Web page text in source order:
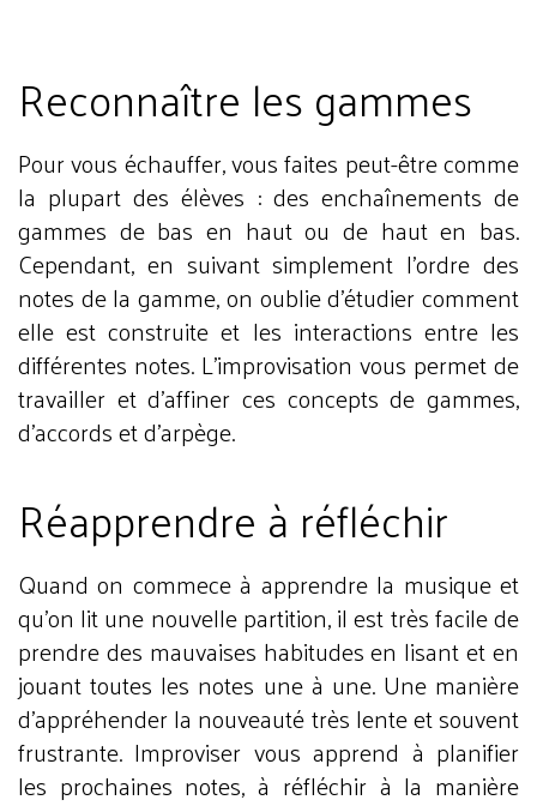
Reconnaître les gammes
Pour vous échauffer, vous faites peut-être comme
la plupart des élèves : des enchaînements de
gammes de bas en haut ou de haut en bas.
Cependant, en suivant simplement l’ordre des
notes de la gamme, on oublie d’étudier comment
elle est construite et les interactions entre les
différentes notes. L’improvisation vous permet de
travailler et d’affiner ces concepts de gammes,
d’accords et d’arpège.
Réapprendre à réfléchir
Quand on commece à apprendre la musique et
qu'on lit une nouvelle partition, il est très facile de
prendre des mauvaises habitudes en lisant et en
jouant toutes les notes une à une. Une manière
d’appréhender la nouveauté très lente et souvent
frustrante. Improviser vous apprend à planifier
les prochaines notes, à réfléchir à la manière